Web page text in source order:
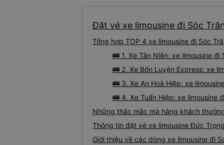
Đặt vé xe limousine đi Sóc
Tổng hợp TOP 4 xe limousine đi Sóc
🚌 1. Xe Tân Niên: xe limousine
🚌 2. Xe Bốn Luyện Express: xe
🚌 3. Xe An Hoà Hiệp: xe
🚌 4. Xe Tuấn Hiệp: xe
Những thắc mắc mà hàng khách
Thông tin đặt vé xe limousine Đức
Giới thiệu về các dòng xe limousine đi